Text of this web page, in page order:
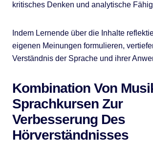
kritisches Denken und analytische
Indem Lernende über die Inhalte
eigenen Meinungen formulieren,
Verständnis der Sprache und ihrer
Kombination Von
Sprachkursen Zur
Verbesserung Des
Hörverständnisses